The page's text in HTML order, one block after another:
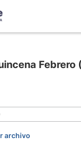
Febrero
archivo